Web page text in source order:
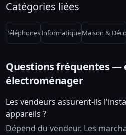
Catégories liées
TéléphonesInformatiqueMaison & Déco
Questions fréquentes —
électroménager
Les vendeurs assurent-ils
appareils ?
Dépend du vendeur. Les